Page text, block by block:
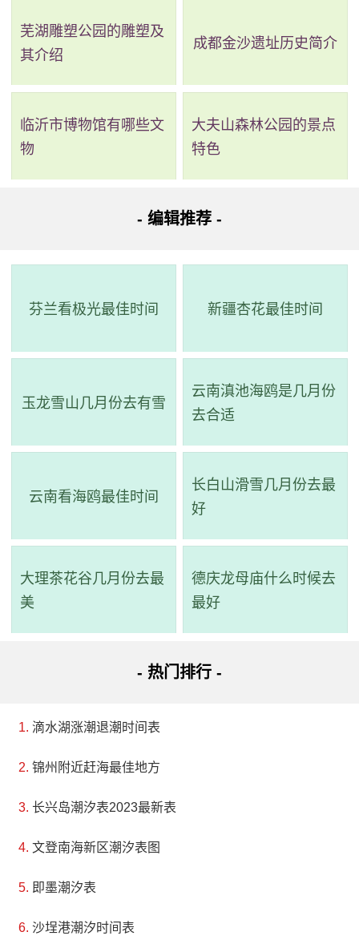
最近五日阳江潮汐数据
涨潮时间
涨潮水
深
退潮时间
2023-
03-30
00:47:00 77.0
03-29
15:00:00 213.0 15:00:00 213.0
2023-
14:13:00
芜湖雕塑公园的雕塑及
其介绍
成都金沙遗址历史简介
临沂市博物馆有哪些文
物
大夫山森林公园的景点
特色
- 编辑推荐 -
芬兰看极光最佳时间 新疆杏花最佳时间
玉龙雪山几月份去有雪
云南滇池海鸥是几月份
去合适
云南看海鸥最佳时间
长白山滑雪几月份去最
好
大理茶花谷几月份去最
美
德庆龙母庙什么时候去
最好
- 热门排行 -
滴水湖涨潮退潮时间表
锦州附近赶海最佳地方
长兴岛潮汐表2023最新表
文登南海新区潮汐表图
即墨潮汐表
沙埕港潮汐时间表